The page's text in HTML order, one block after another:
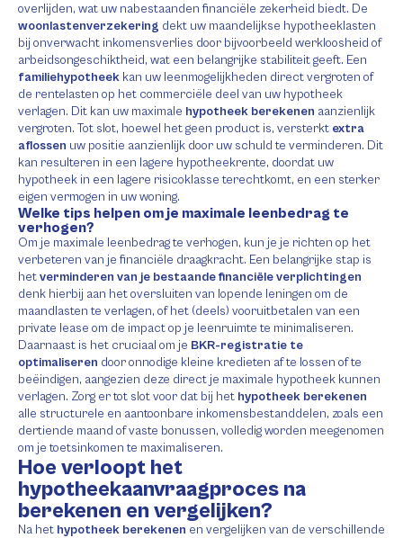
overlijden, wat uw nabestaanden financiële zekerheid biedt. De
woonlastenverzekering dekt uw maandelijkse hypotheeklasten
bij onverwacht inkomensverlies door bijvoorbeeld werkloosheid of
arbeidsongeschiktheid, wat een belangrijke stabiliteit geeft. Een
familiehypotheek kan uw leenmogelijkheden direct vergroten of
de rentelasten op het commerciële deel van uw hypotheek
verlagen. Dit kan uw maximale hypotheek berekenen aanzienlijk
vergroten. Tot slot, hoewel het geen product is, versterkt extra
aflossen uw positie aanzienlijk door uw schuld te verminderen. Dit
kan resulteren in een lagere hypotheekrente, doordat uw
hypotheek in een lagere risicoklasse terechtkomt, en een sterker
eigen vermogen in uw woning.
Welke tips helpen om je maximale leenbedrag te
verhogen?
Om je maximale leenbedrag te verhogen, kun je je richten op het
verbeteren van je financiële draagkracht. Een belangrijke stap is
hetverminderen van je bestaande financiële verplichtingen
denk hierbij aan het oversluiten van lopende leningen om de
maandlasten te verlagen, of het (deels) vooruitbetalen van een
private lease om de impact op je leenruimte te minimaliseren.
Daarnaast is het cruciaal om je BKR-registratie te
optimaliseren door onnodige kleine kredieten af te lossen of te
beëindigen, aangezien deze direct je maximale hypotheek kunnen
verlagen. Zorg er tot slot voor dat bij het hypotheek berekenen
alle structurele en aantoonbare inkomensbestanddelen, zoals een
dertiende maand of vaste bonussen, volledig worden meegenomen
om je toetsinkomen te maximaliseren.
Hoe verloopt het
hypotheekaanvraagproces na
berekenen en vergelijken?
Na het hypotheek berekenen en vergelijken van de verschillende